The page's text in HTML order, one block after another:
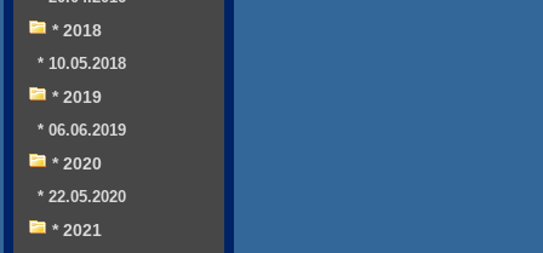
* 2018
* 10.05.2018
* 2019
* 06.06.2019
* 2020
* 22.05.2020
* 2021